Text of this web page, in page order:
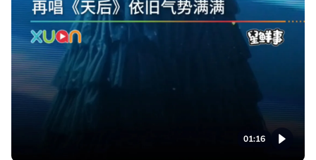
01:16